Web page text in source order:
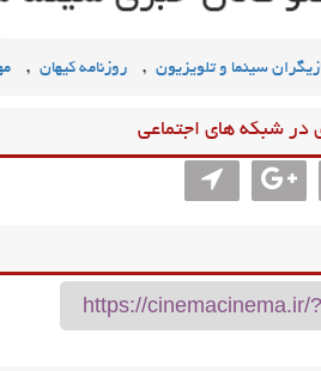
سینما و تلویزیون , روزنامه کیهان ,
در شبکه های اجتماعی